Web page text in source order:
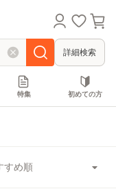
詳細検索
特集 初めての方